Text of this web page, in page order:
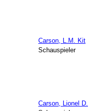
Carson, L.M. Kit
Schauspieler
Carson, Lionel D.